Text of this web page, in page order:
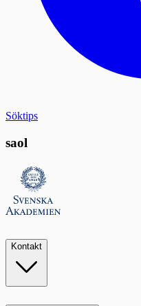
Söktips
saol
Kontakt